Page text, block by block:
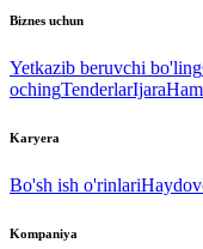
Biznes uchun
Yetkazib beruvchi bo'ling
ochingTenderlarIjara
Karyera
Bo'sh ish o'rinlari
Kompaniya